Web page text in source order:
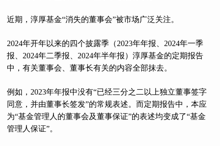
近期，淳厚基金“消失的董事会”被市场广泛关注。
2024年开年以来的四个披露季（2023年年报、2024年一季
报、2024年二季报、2024年半年报）淳厚基金的定期报告
中，有关董事会、董事长有关的内容全部抹去。
例如，2023年年报中没有“已经三分之二以上独立董事签字
同意，并由董事长签发”的常规表述。而定期报告中，本应
为“基金管理人的董事会及董事保证”的表述均变成了“基金
管理人保证”。